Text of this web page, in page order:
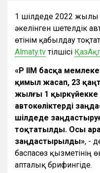
1 шілдеде 2022
әкелінген шетелдік
өтінім қабылдау
Almaty.tvтілшісі
«ҚР ІІМ басқа
қимыл жасап, 23
жылғы 1 қыркүйекке
автокөліктерді
шілдеде
тоқтатылды. Осы
заңдастырылды», -
баспасөз қызметінің
апталық брифингіде.